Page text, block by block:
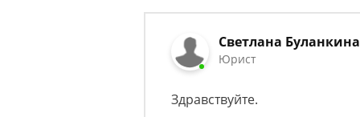
Светлана Буланкина
Юрист
Здравствуйте.